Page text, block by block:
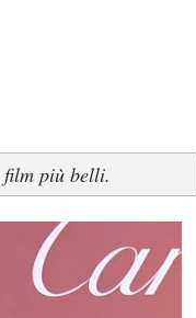
più belli.